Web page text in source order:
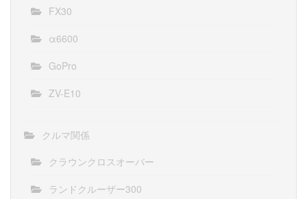
FX30
α6600
GoPro
ZV-E10
クルマ関係
クラウンクロスオーバー
ランドクルーザー300